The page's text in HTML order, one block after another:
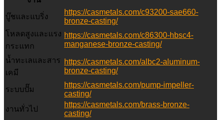
บู๊ชและแบริ่ง
https://casmetals.com/c93200-sae660-
bronze-casting/
โหลดสูงและแรง
กระแทก
https://casmetals.com/c86300-hbsc4-
manganese-bronze-casting/
น้ำทะเลและสาร
เคมี
https://casmetals.com/albc2-aluminum-
bronze-casting/
ระบบปั๊ม
https://casmetals.com/pump-impeller-
casting/
งานทั่วไป
https://casmetals.com/brass-bronze-
casting/